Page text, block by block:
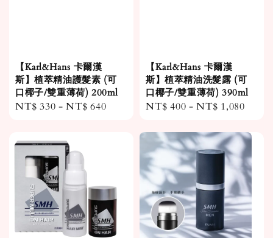
【Karl&Hans 卡爾漢
斯】植萃精油護髮素 (可
口椰子/雙重薄荷) 200ml
Regular
NT$ 330 -NT$ 640
【Karl&Hans 卡爾漢
斯】植萃精油洗髮露 (可
口椰子/雙重薄荷) 390ml
Regular
NT$ 400 -NT$ 1,080